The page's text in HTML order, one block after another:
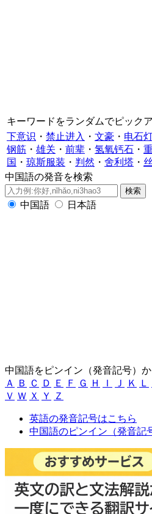
キーワードをランダムでピック
下意识 ・ 禁止进入 ・ 文豪 ・ 电石
钢筋 ・ 雄关 ・ 前辈 ・ 氢氧钙石 ・
国 ・ 琼斯服装 ・ 判然 ・ 舍利塔 ・
中国語の発音を検索
中国語 日本語
中国語をピンイン（発音記号）
Ａ
Ｂ Ｃ Ｄ Ｅ Ｆ Ｇ Ｈ Ｉ Ｊ Ｋ Ｌ
Ｖ Ｗ Ｘ Ｙ Ｚ
英語の発音記号はこちら
中国語のピンイン（発音記